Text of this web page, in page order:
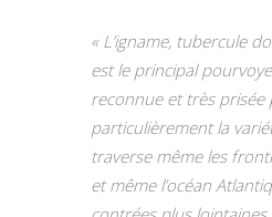
« L’igname, tubercule
est le principal
reconnue et très prisée
particulièrement la
traverse même les
et même l’océan